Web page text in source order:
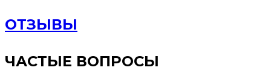
ОТЗЫВЫ
ЧАСТЫЕ ВОПРОСЫ